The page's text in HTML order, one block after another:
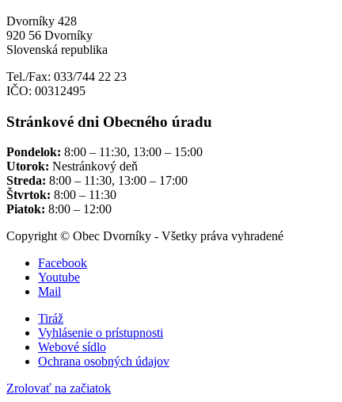
Dvorníky 428
920 56 Dvorníky
Slovenská republika
Tel./Fax: 033/744 22 23
IČO: 00312495
Stránkové dni Obecného úradu
Pondelok: 8:00 – 11:30, 13:00 – 15:00
Utorok: Nestránkový deň
Streda: 8:00 – 11:30, 13:00 – 17:00
Štvrtok: 8:00 – 11:30
Piatok: 8:00 – 12:00
Copyright © Obec Dvorníky - Všetky práva vyhradené
Facebook
Youtube
Mail
Tiráž
Vyhlásenie o prístupnosti
Webové sídlo
Ochrana osobných údajov
Zrolovať na začiatok